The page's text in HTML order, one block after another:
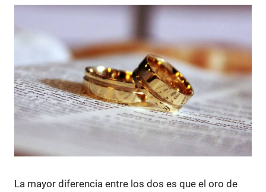
La mayor diferencia entre los dos es que el oro de